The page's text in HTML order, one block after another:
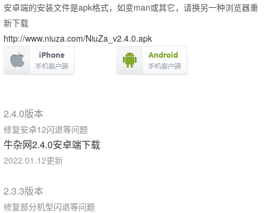
安卓端的安装文件是apk格式，如变man或其它，请换另一种浏览器重
新下载
http://www.niuza.com/NiuZa_v2.4.0.apk
2.4.0版本
修复安卓12闪退等问题
牛杂网2.4.0安卓端下载
2022.01.12更新
2.3.3版本
修复部分机型闪退等问题